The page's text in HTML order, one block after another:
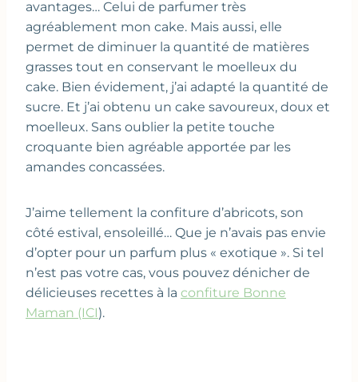
avantages… Celui de parfumer très
agréablement mon cake. Mais aussi, elle
permet de diminuer la quantité de matières
grasses tout en conservant le moelleux du
cake. Bien évidement, j’ai adapté la quantité de
sucre. Et j’ai obtenu un cake savoureux, doux et
moelleux. Sans oublier la petite touche
croquante bien agréable apportée par les
amandes concassées.
J’aime tellement la confiture d’abricots, son
côté estival, ensoleillé… Que je n’avais pas envie
d’opter pour un parfum plus « exotique ». Si tel
n’est pas votre cas, vous pouvez dénicher de
délicieuses recettes à la confiture Bonne
Maman (ICI).